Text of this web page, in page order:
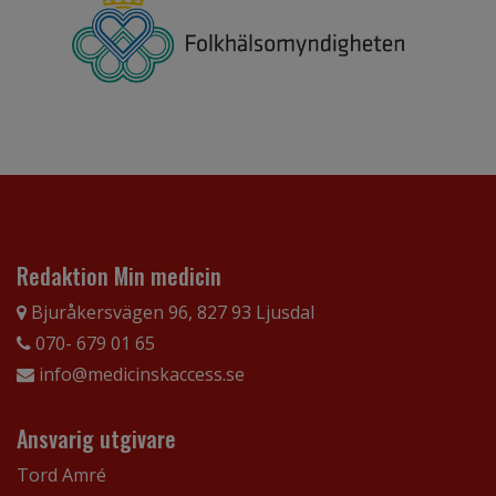
Redaktion Min medicin
Bjuråkersvägen 96, 827 93 Ljusdal
070- 679 01 65
info@medicinskaccess.se
Ansvarig utgivare
Tord Amré